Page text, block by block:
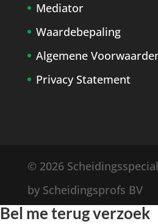
Mediator
Waardebepaling
Algemene
Privacy Statement
© 2026
by Scheidingsprofs BV
Bel me terug verzoek